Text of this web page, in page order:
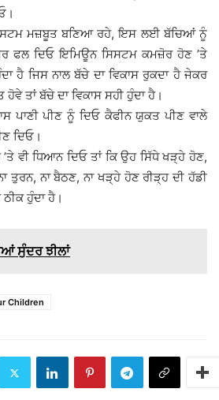
ਮਜ਼ਬੂਤ ਬਣਿਆ ਰਹੇ, ਇਸ ਲਈ ਬੱਚਿਆਂ ਨੂੰ
ਫਲ ਦਿਓ ਇਮਿਊਨ ਸਿਸਟਮ ਕਮਜ਼ੋਰ ਹੋਣ ’ਤੇ
ਹੈ ਜਿਸ ਨਾਲ ਬੱਚੇ ਦਾ ਵਿਕਾਸ ਰੁਕਦਾ ਹੈ ਜੇਕਰ
ਤਾਂ ਬੱਚੇ ਦਾ ਵਿਕਾਸ ਸਹੀ ਹੁੰਦਾ ਹੈ।
ਪਾਣੀ ਪੀਣ ਨੂੰ ਦਿਓ ਕੈਫੀਨ ਯੁਕਤ ਪੀਣ ਵਾਲੇ
ਦਿਓ।
ਵੀ ਧਿਆਨ ਦਿਓ ਤਾਂ ਕਿ ਉਹ ਸਿੱਧੇ ਖੜ੍ਹੇ ਹੋਣ,
ਤੁਰਨ, ਨਾ ਬੈਠਣ, ਨਾ ਖੜ੍ਹੇ ਹੋਣ ਰੀੜ੍ਹ ਦੀ ਹੱਡੀ
ਠੀਕ ਹੁੰਦਾ ਹੈ।
ਸੁੰਦਰ ਝੀਲਾਂ
Children